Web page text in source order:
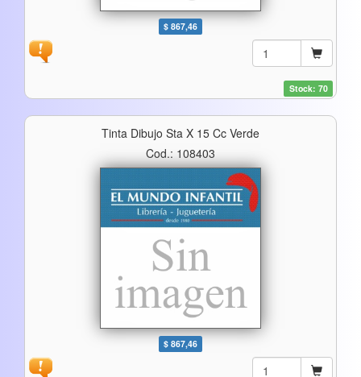
$ 867,46
Stock: 70
Tinta Dibujo Sta X 15 Cc Verde
Cod.: 108403
$ 867,46